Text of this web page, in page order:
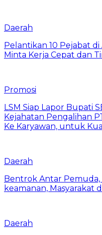
Daerah
Pelantikan 10 Pejabat
Minta Kerja Cepat dan
Promosi
LSM Siap Lapor Bupati
Kejahatan Pengalihan
Ke Karyawan, untuk
Daerah
Bentrok Antar Pemuda,
keamanan, Masyarakat
Daerah